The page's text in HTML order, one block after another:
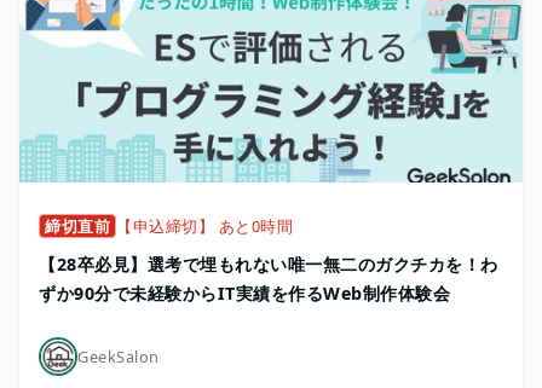
締切直前 【申込締切】 あと0時間
【28卒必見】選考で埋もれない唯一無二のガクチカを！わ
ずか90分で未経験からIT実績を作るWeb制作体験会
GeekSalon